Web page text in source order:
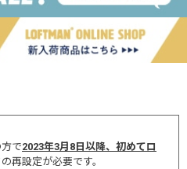
で2023年3月8日以降、初めてロ
再設定が必要です。